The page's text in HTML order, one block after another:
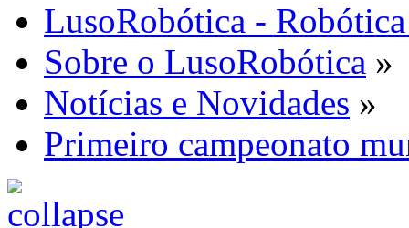
LusoRobótica -
Sobre o LusoRobótica »
Notícias e Novidades »
Primeiro campeonato